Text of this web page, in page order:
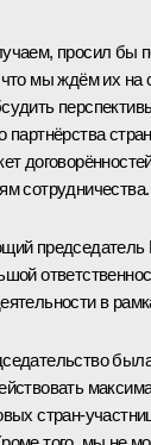
просил бы
мы ждём их на
партнёрства
сотрудничества.
в
стран-